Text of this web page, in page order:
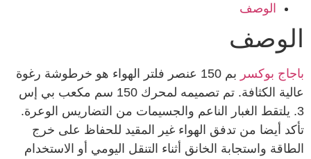
الوصف
الوصف
باجاج بوكسر
بم 150 عنصر فلتر الهواء هو خرطوشة رغوة
عالية الكثافة. تم تصميمه لمحرك 150 سم مكعب بي إس
3. يلتقط الغبار الناعم والجسيمات من التضاريس الوعرة.
تأكد أيضا من تدفق الهواء غير المقيد للحفاظ على خرج
الطاقة واستجابة الخانق أثناء التنقل اليومي أو الاستخدام